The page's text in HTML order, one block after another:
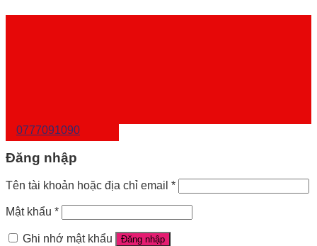
0777091090
Đăng nhập
Tên tài khoản hoặc địa chỉ email *
Mật khẩu *
Ghi nhớ mật khẩu Đăng nhập